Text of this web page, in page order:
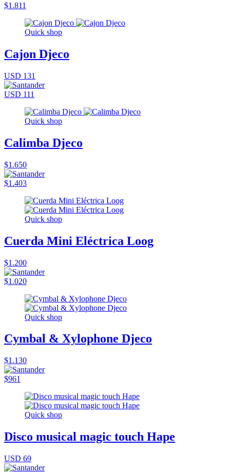
$1.811
Quick shop
Cajon Djeco
USD 131
USD 111
Quick shop
Calimba Djeco
$1.650
$1.403
Quick shop
Cuerda Mini Eléctrica Loog
$1.200
$1.020
Quick shop
Cymbal & Xylophone Djeco
$1.130
$961
Quick shop
Disco musical magic touch Hape
USD 69